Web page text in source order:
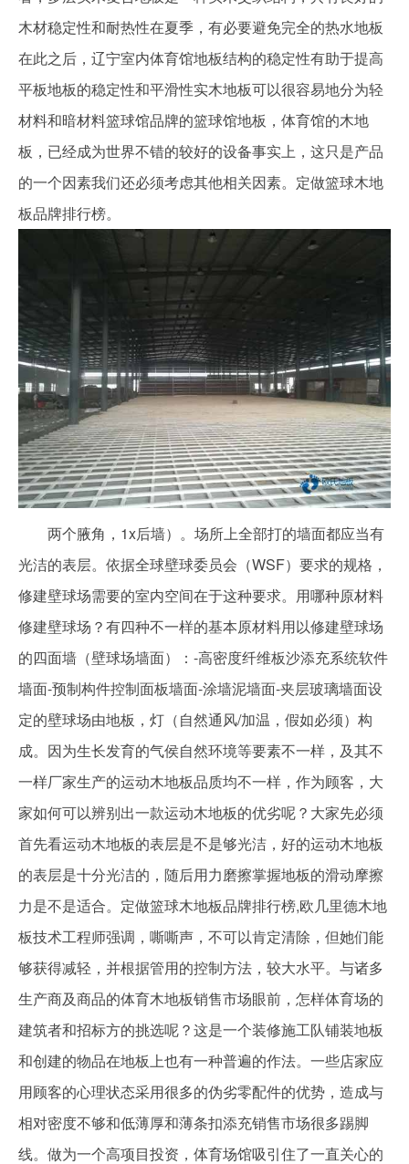
木材稳定性和耐热性在夏季，有必要避免完全的热水地板
在此之后，辽宁室内体育馆地板结构的稳定性有助于提高
平板地板的稳定性和平滑性实木地板可以很容易地分为轻
材料和暗材料篮球馆品牌的篮球馆地板，体育馆的木地
板，已经成为世界不错的较好的设备事实上，这只是产品
的一个因素我们还必须考虑其他相关因素。定做篮球木地
板品牌排行榜。
两个腋角，1x后墙）。场所上全部打的墙面都应当有
光洁的表层。依据全球壁球委员会（WSF）要求的规格，
修建壁球场需要的室内空间在于这种要求。用哪种原材料
修建壁球场？有四种不一样的基本原材料用以修建壁球场
的四面墙（壁球场墙面）：-高密度纤维板沙添充系统软件
墙面-预制构件控制面板墙面-涂墙泥墙面-夹层玻璃墙面设
定的壁球场由地板，灯（自然通风/加温，假如必须）构
成。因为生长发育的气侯自然环境等要素不一样，及其不
一样厂家生产的运动木地板品质均不一样，作为顾客，大
家如何可以辨别出一款运动木地板的优劣呢？大家先必须
首先看运动木地板的表层是不是够光洁，好的运动木地板
的表层是十分光洁的，随后用力磨擦掌握地板的滑动摩擦
力是不是适合。定做篮球木地板品牌排行榜,欧几里德木地
板技术工程师强调，嘶嘶声，不可以肯定清除，但她们能
够获得减轻，并根据管用的控制方法，较大水平。与诸多
生产商及商品的体育木地板销售市场眼前，怎样体育场的
建筑者和招标方的挑选呢？这是一个装修施工队铺装地板
和创建的物品在地板上也有一种普遍的作法。一些店家应
用顾客的心理状态采用很多的伪劣零配件的优势，造成与
相对密度不够和低薄厚和薄条扣添充销售市场很多踢脚
线。做为一个高项目投资，体育场馆吸引住了一直关心的